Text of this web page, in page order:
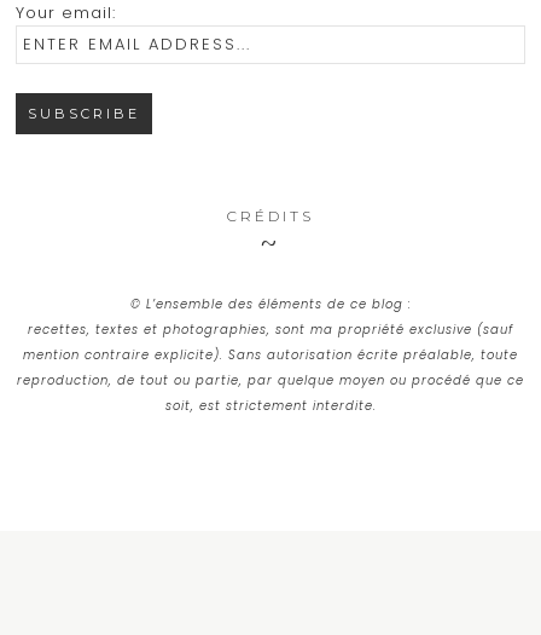
Your email:
CRÉDITS
© L’ensemble des éléments de ce blog :
recettes, textes et photographies, sont ma propriété exclusive (sauf
mention contraire explicite). Sans autorisation écrite préalable, toute
reproduction, de tout ou partie, par quelque moyen ou procédé que ce
soit, est strictement interdite.